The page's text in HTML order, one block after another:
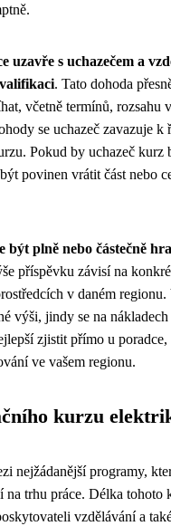
uzavře s uchazečem a
. Tato dohoda
včetně termínů, rozsahu
se uchazeč zavazuje k
Pokud by uchazeč kurz
povinen vrátit část nebo
plně nebo částečně
příspěvku závisí na
v daném
výši, jindy se na
zjistit přímo u
ve vašem regionu.
kurzu
nejžádanější programy,
trhu práce. Délka tohoto
vzdělávání a